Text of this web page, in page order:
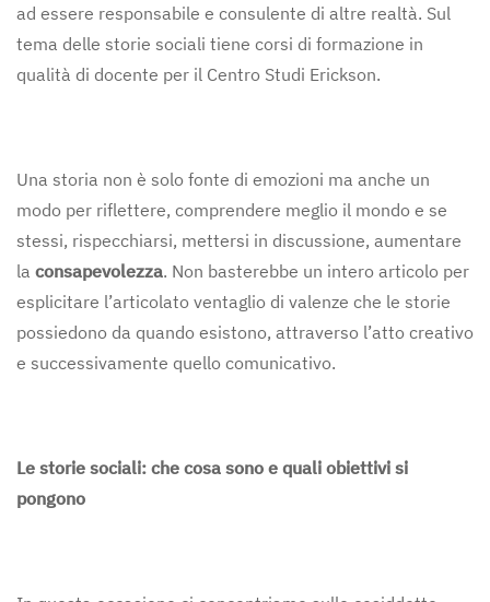
ad essere responsabile e consulente di altre realtà. Sul
tema delle storie sociali tiene corsi di formazione in
qualità di docente per il Centro Studi Erickson.
Una storia non è solo fonte di emozioni ma anche un
modo per riflettere, comprendere meglio il mondo e se
stessi, rispecchiarsi, mettersi in discussione, aumentare
la consapevolezza. Non basterebbe un intero articolo per
esplicitare l’articolato ventaglio di valenze che le storie
possiedono da quando esistono, attraverso l’atto creativo
e successivamente quello comunicativo.
Le storie sociali: che cosa sono e quali obiettivi si
pongono